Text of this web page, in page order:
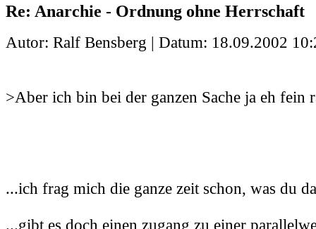
Re: Anarchie - Ordnung ohne Herrschaft
Autor: Ralf Bensberg | Datum: 18.09.2002
>Aber ich bin bei der ganzen Sache ja eh fein
...ich frag mich die ganze zeit schon, was du
...gibt es doch einen zugang zu einer